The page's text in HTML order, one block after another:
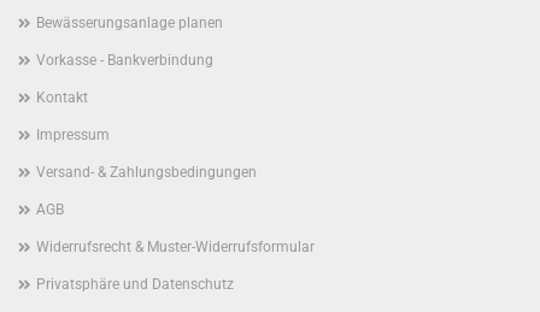
Bewässerungsanlage planen
Vorkasse - Bankverbindung
Kontakt
Impressum
Versand- & Zahlungsbedingungen
AGB
Widerrufsrecht & Muster-Widerrufsformular
Privatsphäre und Datenschutz